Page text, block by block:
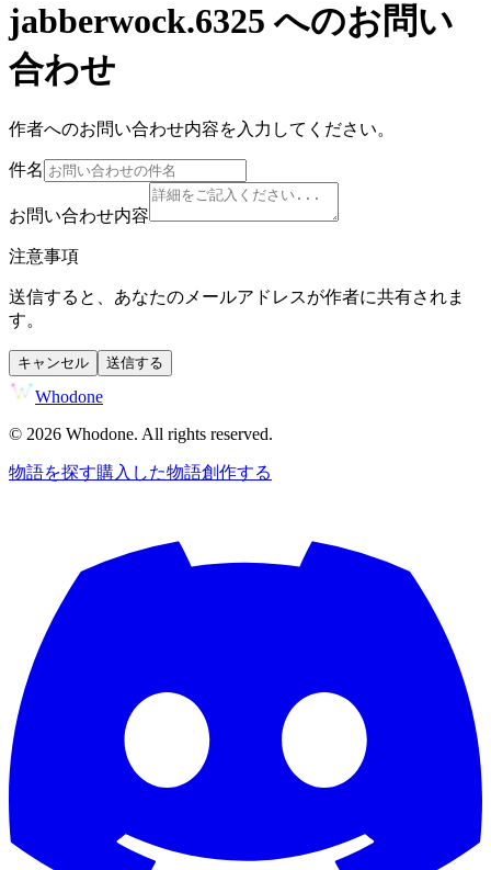
jabberwock.6325 へのお問い
合わせ
作者へのお問い合わせ内容を入力してください。
件名
お問い合わせ内容
注意事項
送信すると、あなたのメールアドレスが作者に共有されま
す。
キャンセル 送信する
Whodone
© 2026 Whodone. All rights reserved.
物語を探す購入した物語創作する